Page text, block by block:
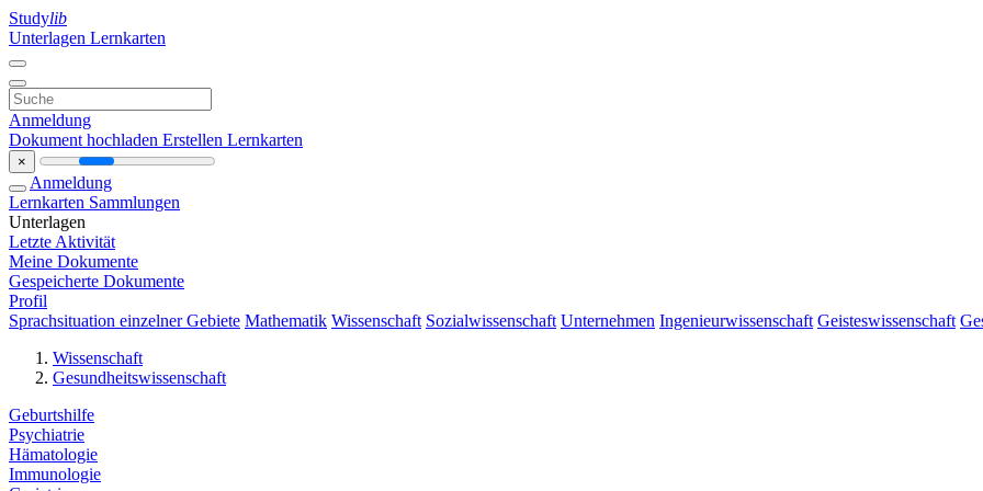
Studylib
Unterlagen Lernkarten
Anmeldung
Dokument hochladen Erstellen Lernkarten
×
Anmeldung
Lernkarten Sammlungen
Unterlagen
Letzte Aktivität
Meine Dokumente
Gespeicherte Dokumente
Profil
Sprachsituation einzelner Gebiete Mathematik Wissenschaft Sozialwissenschaft Unternehmen Ingenieurwissenschaft Geisteswissenschaft
Wissenschaft
Gesundheitswissenschaft
Geburtshilfe
Psychiatrie
Hämatologie
Immunologie